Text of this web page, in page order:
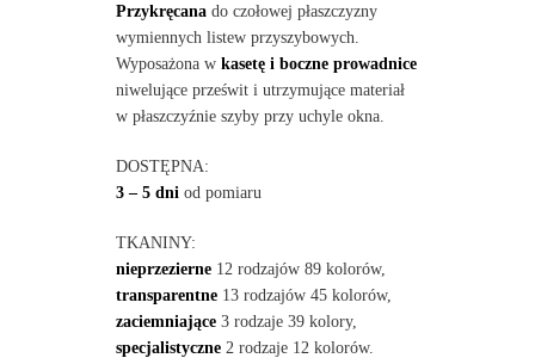
Przykręcanado czołowej płaszczyzny
wymiennych listew przyszybowych.
Wyposażona w kasetę i boczne prowadnice
niwelujące prześwit i utrzymujące materiał
w płaszczyźnie szyby przy uchyle okna.
DOSTĘPNA:
3 – 5 dni od pomiaru
TKANINY:
nieprzezierne12 rodzajów 89 kolorów,
transparentne13 rodzajów 45 kolorów,
zaciemniające3 rodzaje 39 kolory,
specjalistyczne2 rodzaje 12 kolorów.